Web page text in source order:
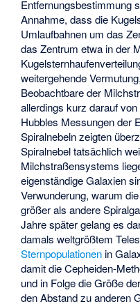
Entfernungsbestimmung
Annahme, dass die
Umlaufbahnen um das
das Zentrum etwa in der
weitergehende
Beobachtbare der
allerdings kurz darauf von
Hubbles Messungen der
Spiralnebeln zeigten
Spiralnebel tatsächlich
Milchstraßensystems
eigenständige Galaxien
Verwunderung, warum
größer als andere
Jahre später gelang es
damals weltgrößtem
Sternpopulationen in
damit die Cepheiden-
und in Folge die Größe
den Abstand zu anderen